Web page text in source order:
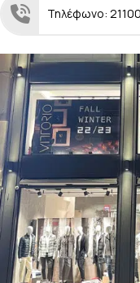
Τηλέφωνο: